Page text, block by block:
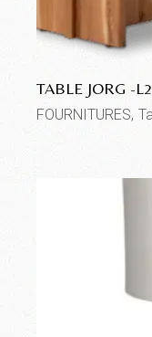
TABLE JORG -
FOURNITURES